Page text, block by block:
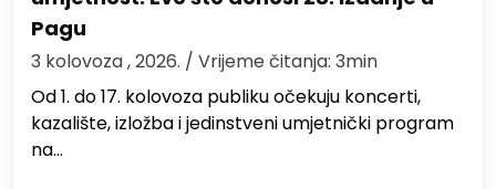
Pagu
3 kolovoza , 2026. / Vrijeme čitanja: 3min
Od 1. do 17. kolovoza publiku očekuju koncerti,
kazalište, izložba i jedinstveni umjetnički program
na…